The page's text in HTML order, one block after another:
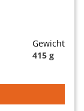
Gewicht
415 g